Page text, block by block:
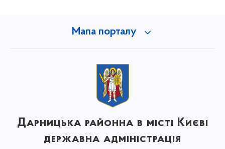
Мапа порталу
Дарницька районна в місті Києві
державна адміністрація